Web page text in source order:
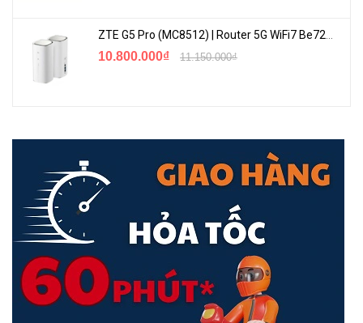
10.800.000₫ 11.150.000₫